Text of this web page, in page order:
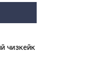
чизкейк